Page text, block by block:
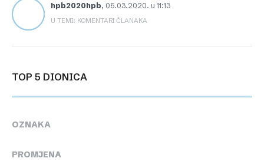
hpb2020hpb, 05.03.2020. u 11:13
U TEMI: KOMENTARI ČLANAKA
TOP 5 DIONICA
OZNAKA
PROMJENA